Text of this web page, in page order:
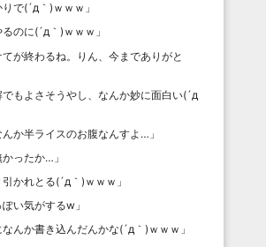
で(´д｀)ｗｗｗ 」
のに(´д｀)ｗｗｗ 」
が終わるね。りん、今までありがと
でもよさそうやし、なんか妙に面白い(´д
んか半ライスのお腹なんすよ… 」
かったか… 」
かれとる(´д｀)ｗｗｗ 」
ぽい気がするw 」
なんか書き込んだんかな(´д｀)ｗｗｗ 」